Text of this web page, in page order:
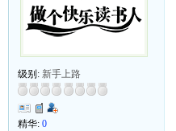
级别: 新手上路
精华: 0